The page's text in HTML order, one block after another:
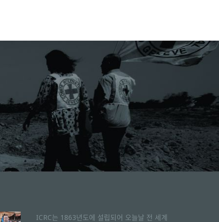
ICRC는 1863년도에 설립되어 오늘날 전 세계